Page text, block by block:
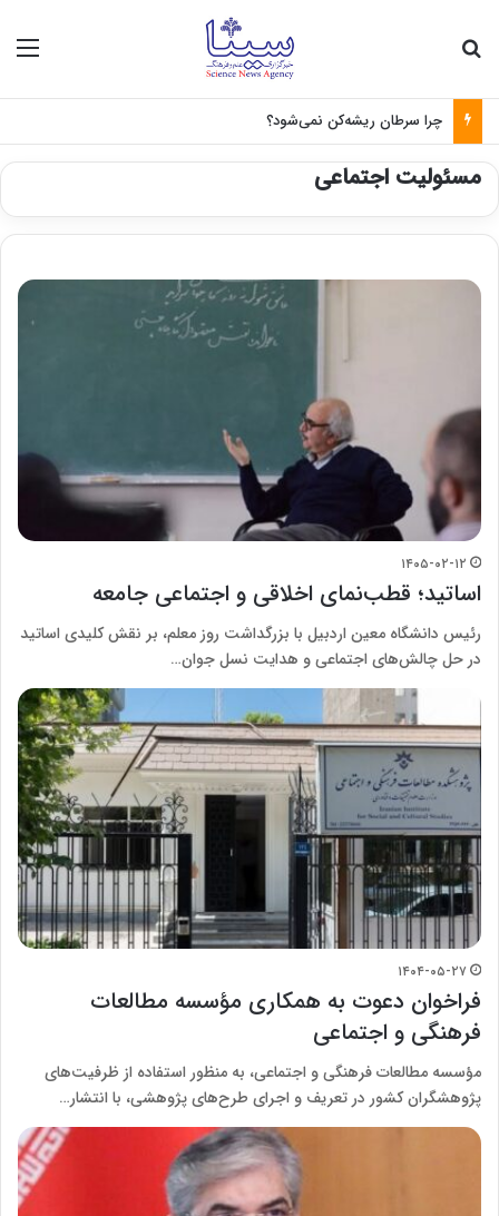
چرا سرطان ریشه‌کن نمی‌شود؟
مسئولیت اجتماعی
۱۴۰۵-۰۲-۱۲
اساتید؛ قطب‌نمای اخلاقی و اجتماعی جامعه
رئیس دانشگاه معین اردبیل با بزرگداشت روز معلم، بر نقش کلیدی اساتید
در حل چالش‌های اجتماعی و هدایت نسل جوان…
۱۴۰۴-۰۵-۲۷
فراخوان دعوت به همکاری مؤسسه مطالعات
فرهنگی و اجتماعی
مؤسسه مطالعات فرهنگی و اجتماعی، به منظور استفاده از ظرفیت‌های
پژوهشگران کشور در تعریف و اجرای طرح‌­های پژوهشی، با انتشار…